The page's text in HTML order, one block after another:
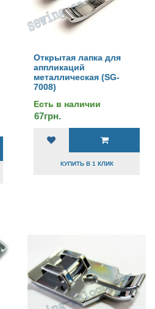
Открытая лапка для
аппликаций
металлическая (SG-
7008)
Есть в наличии
67грн.
КУПИТЬ В 1 КЛИК